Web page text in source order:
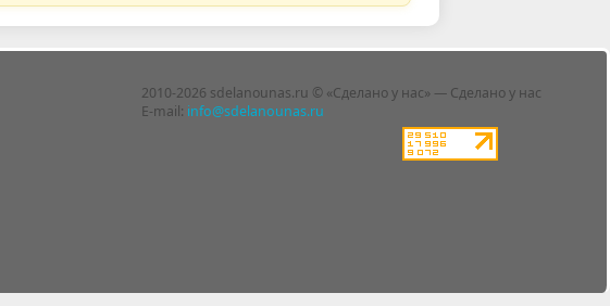
2010-2026 sdelanounas.ru © «Сделано у нас» — Сделано у нас
E-mail: info@sdelanounas.ru